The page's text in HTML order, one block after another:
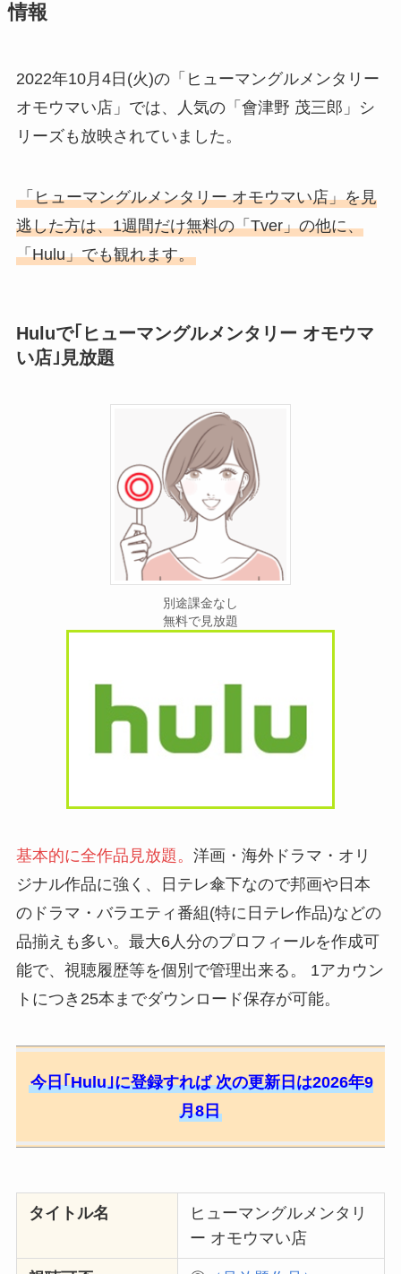
情報
2022年10月4日(火)の「ヒューマングルメンタリー
オモウマい店」では、人気の「會津野 茂三郎」シ
リーズも放映されていました。
「ヒューマングルメンタリー オモウマい店」を見
逃した方は、1週間だけ無料の「Tver」の他に、
「Hulu」でも観れます。
Huluで｢ヒューマングルメンタリー オモウマ
い店｣見放題
別途課金なし
無料で見放題
基本的に全作品見放題。 洋画・海外ドラマ・オリ
ジナル作品に強く、日テレ傘下なので邦画や日本
のドラマ・バラエティ番組(特に日テレ作品)などの
品揃えも多い。最大6人分のプロフィールを作成可
能で、視聴履歴等を個別で管理出来る。 1アカウン
トにつき25本までダウンロード保存が可能。
今日｢Hulu｣に登録すれば 次の更新日は2026年9
月8日
タイトル名
ヒューマングルメンタリ
ー オモウマい店